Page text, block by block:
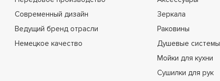
Современный дизайн
Ведущий бренд отрасли
Немецкое качество
Зеркала
Раковины
Душевые системы
Мойки для кухни
Сушилки для рук